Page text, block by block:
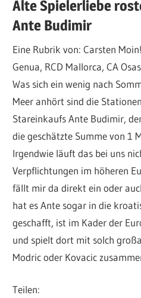
Alte Spielerliebe
Ante Budimir
Eine Rubrik von: Carsten
Genua, RCD Mallorca, CA
Was sich ein wenig nach
Meer anhört sind die
Stareinkaufs Ante Budimir,
die geschätzte Summe von 1
Irgendwie läuft das bei uns
Verpflichtungen im höheren
fällt mir da direkt ein oder
hat es Ante sogar in die
geschafft, ist im Kader der
und spielt dort mit solch
Modric oder Kovacic
Teilen: